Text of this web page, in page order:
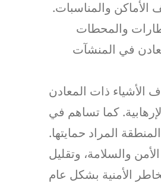
والمناسبات.
والمحطات
في المنشآت
الأشياء ذات المعادن
كما تساهم في
المراد حمايتها.
والسلامة، وتقليل